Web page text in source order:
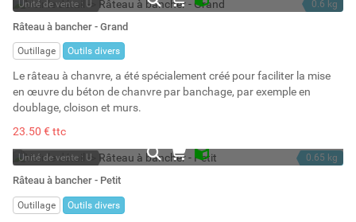
Unité de vente : U
En stock
Stock : 51
0.6 kg
Râteau à bancher - Grand
Outillage Outils divers
Le râteau à chanvre, a été spécialement créé pour faciliter la mise
en œuvre du béton de chanvre par banchage, par exemple en
doublage, cloison et murs.
23.50 € ttc
Unité de vente : U
En stock
Stock : 18
0.65 kg
Râteau à bancher - Petit
Outillage Outils divers